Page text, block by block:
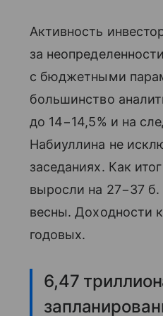
Активность
за
с бюджетными
большинство
до 14−14,5% и на
Набиуллина не
заседаниях. Как
выросли на 27−37 б.
весны. Доходности
годовых.
6,47